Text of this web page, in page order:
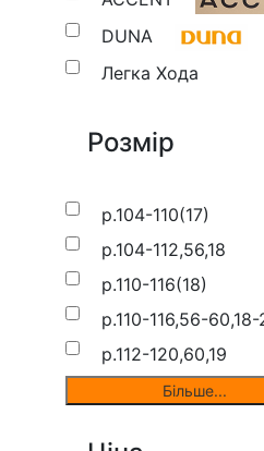
DUNA
Легка Хода
Розмір
р.104-110(17)
р.104-112,56,18
р.110-116(18)
р.110-116,56-60,18-
р.112-120,60,19